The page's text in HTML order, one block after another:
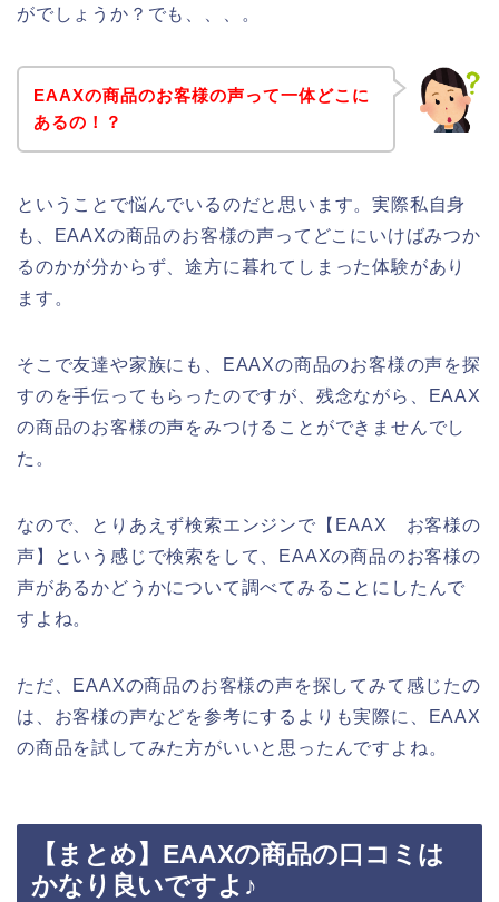
がでしょうか？でも、、、。
EAAXの商品のお客様の声って一体どこに
あるの！？
ということで悩んでいるのだと思います。実際私自身
も、EAAXの商品のお客様の声ってどこにいけばみつか
るのかが分からず、途方に暮れてしまった体験があり
ます。
そこで友達や家族にも、EAAXの商品のお客様の声を探
すのを手伝ってもらったのですが、残念ながら、EAAX
の商品のお客様の声をみつけることができませんでし
た。
なので、とりあえず検索エンジンで【EAAX お客様の
声】という感じで検索をして、EAAXの商品のお客様の
声があるかどうかについて調べてみることにしたんで
すよね。
ただ、EAAXの商品のお客様の声を探してみて感じたの
は、お客様の声などを参考にするよりも実際に、EAAX
の商品を試してみた方がいいと思ったんですよね。
【まとめ】EAAXの商品の口コミは
かなり良いですよ♪